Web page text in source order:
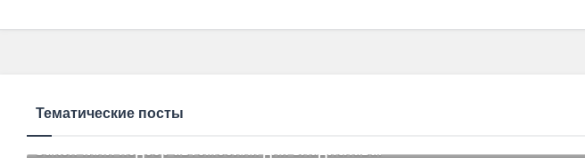
Тематические посты
Закончили подбор автомобиля для Владислава.